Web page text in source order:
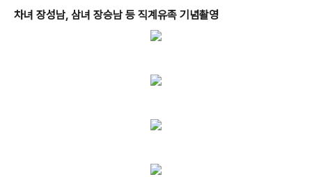
차녀 장성남, 삼녀 장승남 등 직계유족 기념촬영